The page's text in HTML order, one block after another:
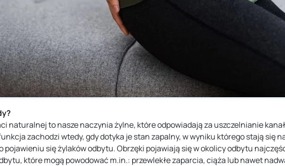
naturalnej to nasze naczynia żylne, które odpowiadają za uszczelnianie
zachodzi wtedy, gdy dotyka je stan zapalny, w wyniku którego stają się
pojawieniu się żylaków odbytu. Obrzęki pojawiają się w okolicy odbytu
które mogą powodować m.in.: przewlekłe zaparcia, ciąża lub nawet